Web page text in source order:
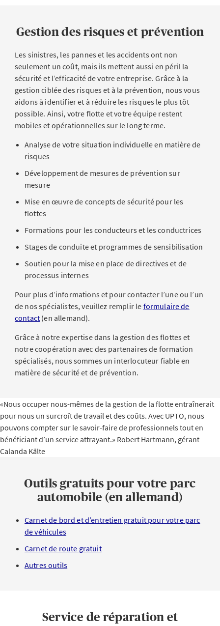
Gestion des risques et prévention
Les sinistres, les pannes et les accidents ont non
seulement un coût, mais ils mettent aussi en péril la
sécurité et l’efficacité de votre entreprise. Grâce à la
gestion ciblée des risques et à la prévention, nous vous
aidons à identifier et à réduire les risques le plus tôt
possible. Ainsi, votre flotte et votre équipe restent
mobiles et opérationnelles sur le long terme.
Analyse de votre situation individuelle en matière de
risques
Développement de mesures de prévention sur
mesure
Mise en œuvre de concepts de sécurité pour les
flottes
Formations pour les conducteurs et les conductrices
Stages de conduite et programmes de sensibilisation
Soutien pour la mise en place de directives et de
processus internes
Pour plus d’informations et pour contacter l’une ou l’un
de nos spécialistes, veuillez remplir le formulaire de
contact (en allemand).
Grâce à notre expertise dans la gestion des flottes et
notre coopération avec des partenaires de formation
spécialisés, nous sommes un interlocuteur fiable en
matière de sécurité et de prévention.
«Nous occuper nous-mêmes de la gestion de la flotte entraînerait
pour nous un surcroît de travail et des coûts. Avec UPTO, nous
pouvons compter sur le savoir-faire de professionnels tout en
bénéficiant d’un service attrayant.» Robert Hartmann, gérant
Calanda Kälte
Outils gratuits pour votre parc
automobile (en allemand)
Carnet de bord et d’entretien gratuit pour votre parc
de véhicules
Carnet de route gratuit
Autres outils
Service de réparation et